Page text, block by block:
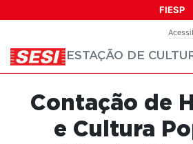
inclui
um
sistema
acessibilidade.
FIESP
ESTAÇÃO DE
Contação de
e Cultura